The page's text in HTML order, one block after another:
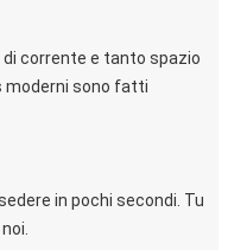
corrente e tanto spazio
moderni sono fatti
in pochi secondi. Tu